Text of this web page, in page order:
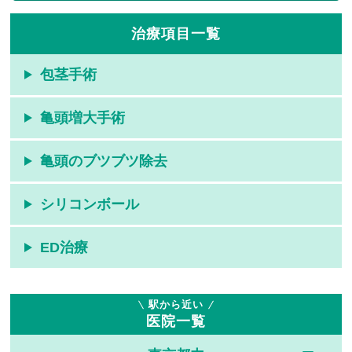
治療項目一覧
包茎手術
亀頭増大手術
亀頭のブツブツ除去
シリコンボール
ED治療
駅から近い
医院一覧